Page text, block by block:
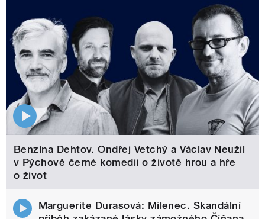
Benzína Dehtov. Ondřej Vetchý a Václav Neužil
v Pýchově černé komedii o životě hrou a hře
o život
Marguerite Durasová: Milenec. Skandální